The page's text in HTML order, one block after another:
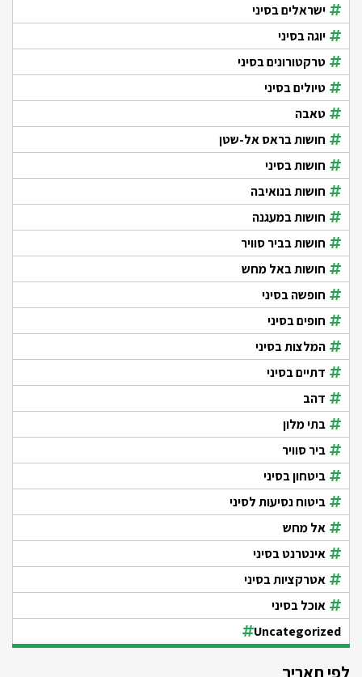
ישראלים בסיני
יוגה בסיני
טרקטורונים בסיני
טיולים בסיני
טאבה
חושות בראס אל-שטן
חושות בסיני
חושות בנואיבה
חושות במעגנה
חושות בביר סוויר
חושות באל מחש
חופשה בסיני
חופים בסיני
המלצות בסיני
דתיים בסיני
דהב
בתי מלון
ביר סוויר
ביטחון בסיני
ביטוח נסיעות לסיני
אל מחש
אינטרנט בסיני
אטרקציות בסיני
אוכל בסיני
Uncategorized
לפי תאריך